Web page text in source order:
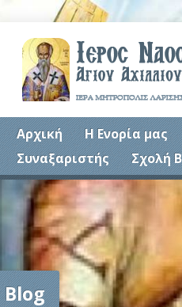
Αρχική Η Ενορία μας
Συναξαριστής
Σχολή
Blog